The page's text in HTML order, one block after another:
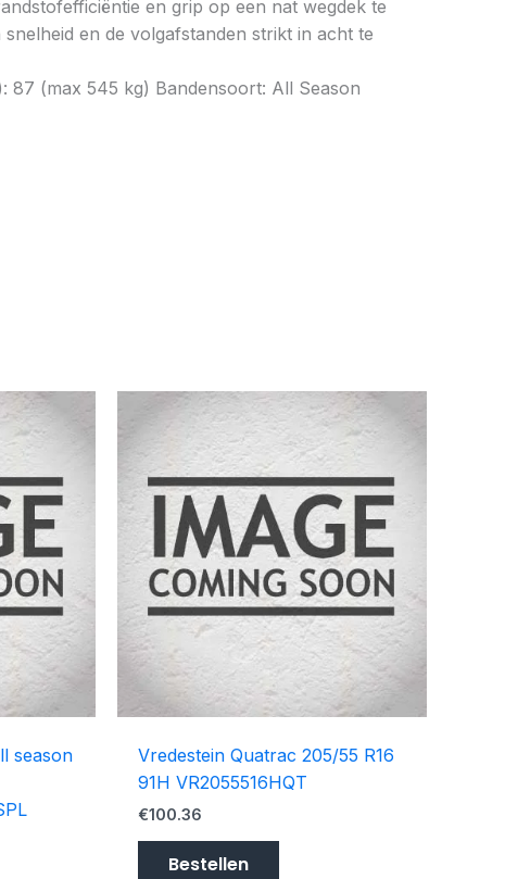
en grip op een nat wegdek te
en de volgafstanden strikt in acht te
87 (max 545 kg) Bandensoort: All Season
season
Vredestein Quatrac 205/55 R16
91H VR2055516HQT
€100.36
Bestellen